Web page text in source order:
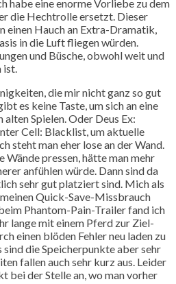
habe eine enorme Vorliebe zu dem
die Hechtrolle ersetzt. Dieser
Hauch an Extra-Dramatik,
in die Luft fliegen würden.
und Büsche, obwohl weit und
die mir nicht ganz so gut
es keine Taste, um sich an eine
alten Spielen. Oder Deus Ex:
Cell: Blacklist, um aktuelle
steht man eher lose an der Wand.
Wände pressen, hätte man mehr
anfühlen würde. Dann sind da
sehr gut platziert sind. Mich als
Quick-Save-Missbrauch
Phantom-Pain-Trailer fand ich
lange mit einem Pferd zur Ziel-
einen blöden Fehler neu laden zu
sind die Speicherpunkte aber sehr
fallen auch sehr kurz aus. Leider
bei der Stelle an, wo man vorher